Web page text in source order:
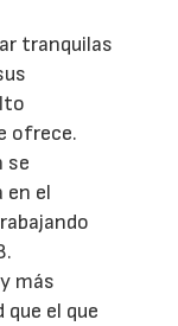
tranquilas
ofrece.
se
en el
más
el que